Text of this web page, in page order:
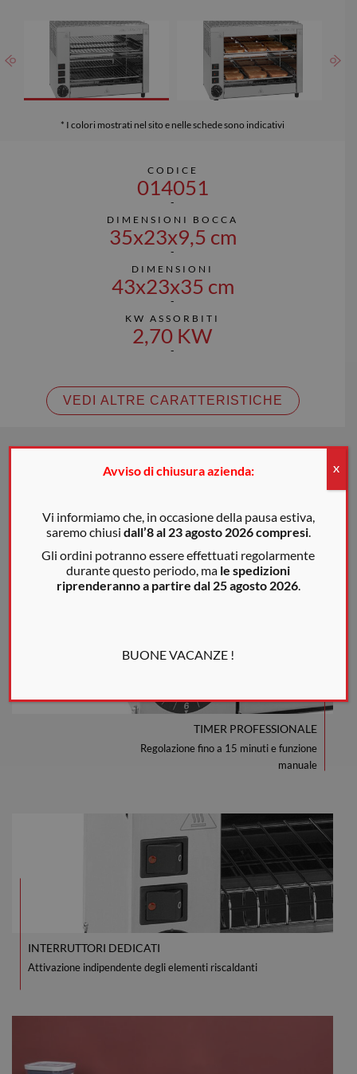
* I colori mostrati nel sito e nelle schede sono indicativi
CODICE
014051
DIMENSIONI BOCCA
35x23x9,5 cm
DIMENSIONI
43x23x35 cm
KW ASSORBITI
2,70 KW
VEDI ALTRE CARATTERISTICHE
TIMER PROFESSIONALE
Regolazione fino a 15 minuti e funzione
manuale
INTERRUTTORI DEDICATI
Attivazione indipendente degli elementi riscaldanti
Avviso di chiusura azienda:
Vi informiamo che, in occasione della pausa estiva,
saremo chiusi dall’8 al 23 agosto 2026 compresi.
Gli ordini potranno essere effettuati regolarmente
durante questo periodo, ma le spedizioni
riprenderanno a partire dal 25 agosto 2026.
BUONE VACANZE !
X